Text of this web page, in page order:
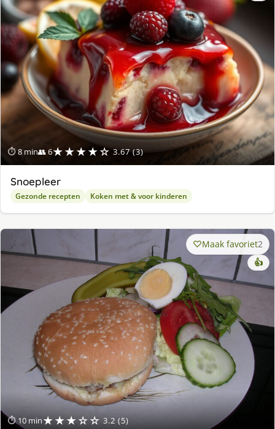
⏱ 8 min👥 6★★★★☆ 3.67 (3)
Snoepleer
Gezonde recepten Koken met & voor kinderen
⏱ 10 min★★★☆☆ 3.2 (5)
Maak favoriet2
👍